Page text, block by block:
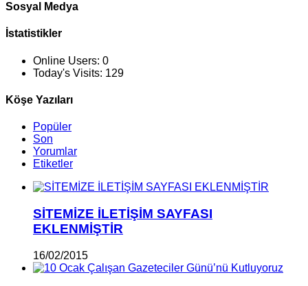
Sosyal Medya
İstatistikler
Online Users: 0
Today's Visits: 129
Köşe Yazıları
Popüler
Son
Yorumlar
Etiketler
SİTEMİZE İLETİŞİM SAYFASI
EKLENMİŞTİR
16/02/2015